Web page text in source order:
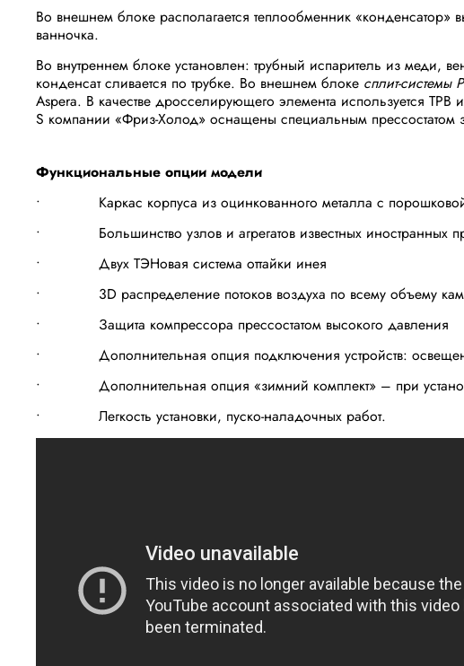
Во внешнем блоке располагается теплообменник
ванночка.
Во внутреннем блоке установлен: трубный испаритель из меди,
конденсат сливается по трубке. Во внешнем блоке сплит-системы
Aspera. В качестве дросселирующего элемента используется
S компании «Фриз-Холод» оснащены специальным прессостатом
Функциональные опции модели
• Каркас корпуса из оцинкованного металла с порошковой
• Большинство узлов и агрегатов известных иностранных
• Двух ТЭНовая система оттайки инея
• 3D распределение потоков воздуха по всему объему
• Защита компрессора прессостатом высокого давления
• Дополнительная опция подключения устройств:
• Дополнительная опция «зимний комплект» – при
• Легкость установки, пуско-наладочных работ.